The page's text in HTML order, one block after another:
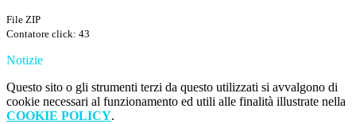
File ZIP
Contatore click: 43
Notizie
Questo sito o gli strumenti terzi da questo utilizzati si avvalgono di
cookie necessari al funzionamento ed utili alle finalità illustrate nella
COOKIE POLICY.